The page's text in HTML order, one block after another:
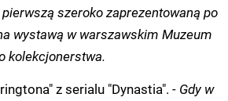
szeroko zaprezentowaną po
wystawą w warszawskim Muzeum
kolekcjonerstwa.
z serialu "Dynastia". - Gdy w